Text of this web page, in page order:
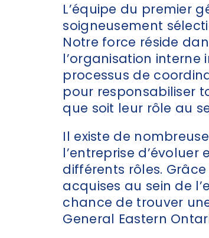
L’équipe du premier
soigneusement
Notre force réside
l’organisation
processus de
pour responsabiliser
que soit leur rôle au
Il existe de
l’entreprise
différents rôles.
acquises au sein de
chance de trouver
General Eastern